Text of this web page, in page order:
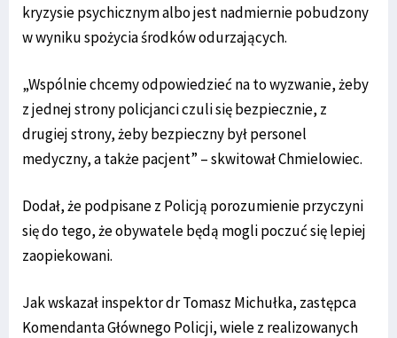
kryzysie psychicznym albo jest nadmiernie pobudzony
w wyniku spożycia środków odurzających.
„Wspólnie chcemy odpowiedzieć na to wyzwanie, żeby
z jednej strony policjanci czuli się bezpiecznie, z
drugiej strony, żeby bezpieczny był personel
medyczny, a także pacjent” – skwitował Chmielowiec.
Dodał, że podpisane z Policją porozumienie przyczyni
się do tego, że obywatele będą mogli poczuć się lepiej
zaopiekowani.
Jak wskazał inspektor dr Tomasz Michułka, zastępca
Komendanta Głównego Policji, wiele z realizowanych